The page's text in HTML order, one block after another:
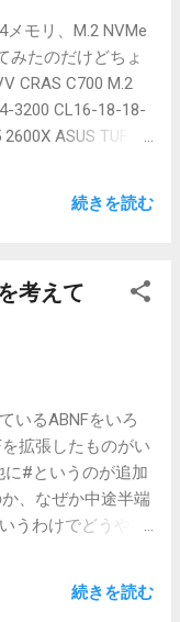
用した結果 Object
をかけている。
だろうから完成形
動作確
ずに主キーなど
ない。 EJBとかど
メモリ、M.2 NVMe
みたのだけどちょ
CRAS C700 M.2
3200 CL16-18-18-
ASUS TUF
M.2 PCIe 3.0x4
というメーカー
ークロックメモリ
初からDDR4-
で新PCを組んだ。
的なメモリなので
たいのでそういう
、起動はするもの
最初はそのまま何
設定が一部だけ大
IDではtRAS、tRCが
ているらしい。た
続きを読む
考えて
いるABNFをいろ
拡張したものがい
に#というのが追加
、なぜか中途半端
うわけでどうやっ
ABNFを実装した
続きを読む